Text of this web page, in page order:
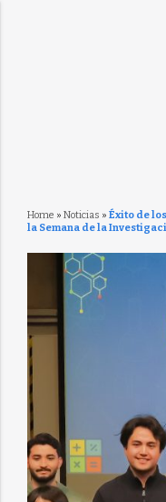
Home » Noticias » Éxito de
la Semana de la